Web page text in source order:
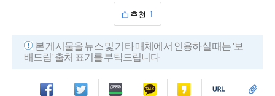
추천 1
본 게시물을 뉴스 및 기타 매체에서 인용하실 때는 '보
배드림' 출처 표기를 부탁드립니다